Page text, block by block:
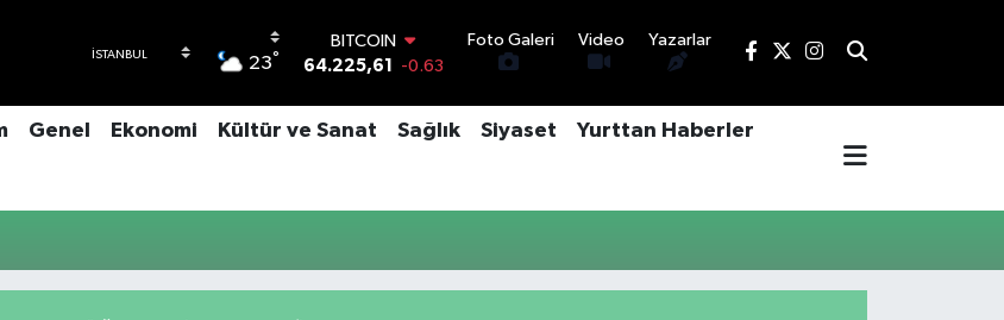
23°
BITCOIN
64.225,61
-0.63
EURO
64,2463 0.07
6510.40 0.45
BİST100
Foto Galeri Video Yazarlar
Genel Ekonomi Kültür ve Sanat Sağlık Siyaset Yurttan Haberler